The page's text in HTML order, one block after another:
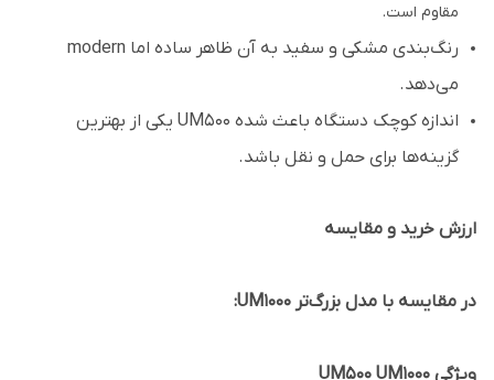
مقاوم است.
رنگ‌بندی مشکی و سفید به آن ظاهر ساده اما modern
می‌دهد.
اندازه کوچک دستگاه باعث شده UM500 یکی از بهترین
گزینه‌ها برای حمل و نقل باشد.
ارزش خرید و مقایسه
در مقایسه با مدل بزرگ‌تر UM1000:
ویژگی UM500 UM1000